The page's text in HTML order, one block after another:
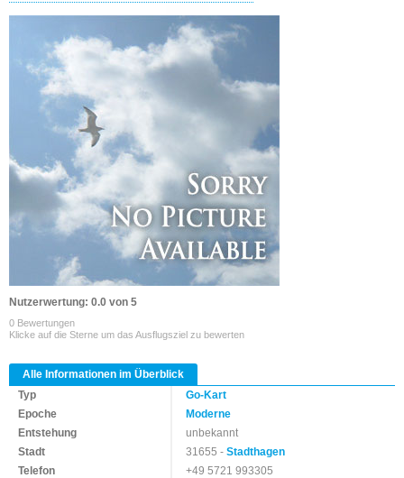
Nutzerwertung: 0.0 von 5
0 Bewertungen
Klicke auf die Sterne um das Ausflugsziel zu bewerten
Alle Informationen im Überblick
Typ
Go-Kart
Epoche
Moderne
Entstehung
unbekannt
Stadt
31655 -Stadthagen
Telefon
+49 5721 993305